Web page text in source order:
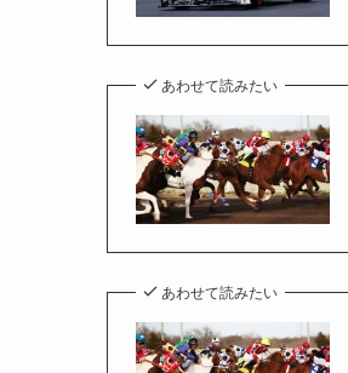
あわせて読みたい
あわせて読みたい